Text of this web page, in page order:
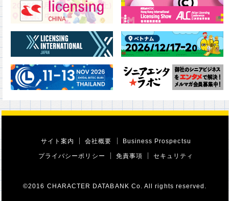
サイト案内 会社概要 Business Prospectsu
プライバシーポリシー 免責事項 セキュリティ
©2016 CHARACTER DATABANK Co. All rights reserved.